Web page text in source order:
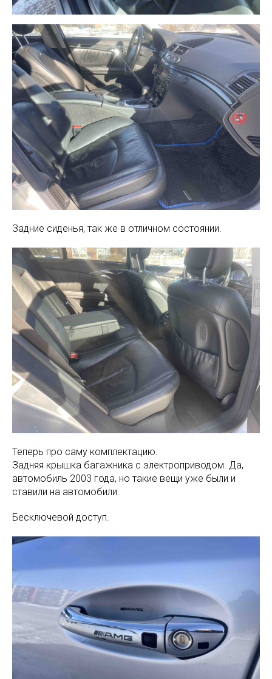
Задние сиденья, так же в отличном состоянии.
Теперь про саму комплектацию.
Задняя крышка багажника с электроприводом. Да,
автомобиль 2003 года, но такие вещи уже были и
ставили на автомобили.
Бесключевой доступ.